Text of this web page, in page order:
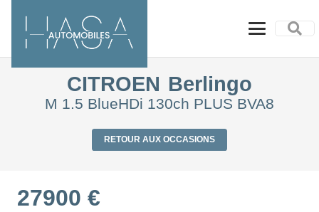
CITROEN Berlingo
M 1.5 BlueHDi 130ch PLUS BVA8
RETOUR AUX OCCASIONS
27900 €